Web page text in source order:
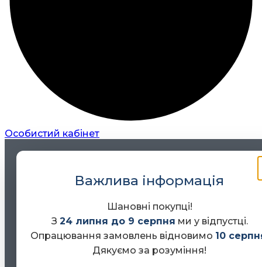
Особистий кабінет
Важлива інформація
Шановні покупці!
З 24 липня до 9 серпня ми у відпустці.
Опрацювання замовлень відновимо 10
Дякуємо за розуміння!